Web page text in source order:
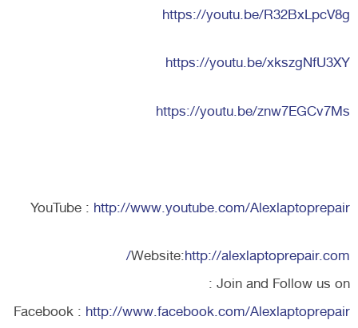
https://youtu.be/R32BxLpcV8g
https://youtu.be/xkszgNfU3XY
https://youtu.be/znw7EGCv7Ms
YouTube : http://www.youtube.com/Alexlaptoprepair
Website:http://alexlaptoprepair.com/
Join and Follow us on :
Facebook : http://www.facebook.com/Alexlaptoprepair